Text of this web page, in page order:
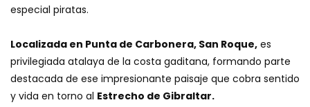
especial piratas.
Localizada en Punta de Carbonera, San Roque, es
privilegiada atalaya de la costa gaditana, formando parte
destacada de ese impresionante paisaje que cobra sentido
y vida en torno al Estrecho de Gibraltar.